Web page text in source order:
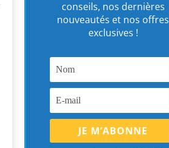
conseils, nos dernières
nouveautés et nos offres
exclusives !